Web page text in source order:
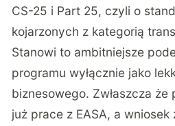
CS-25 i Part 25, czyli o
kojarzonych z kategorią
Stanowi to ambitniejsze
programu wyłącznie jako
biznesowego. Zwłaszcza
już prace z EASA, a wniosek